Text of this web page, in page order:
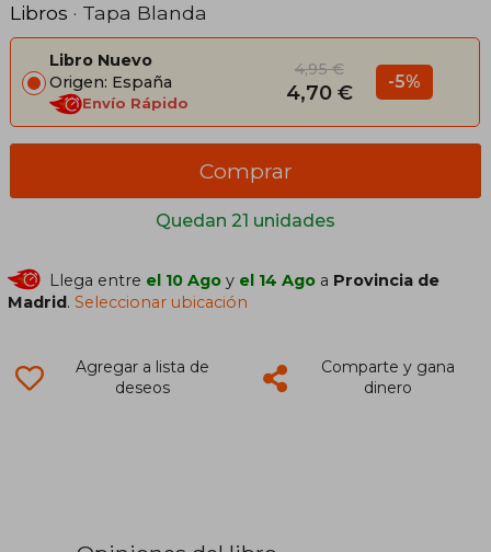
Libros · Tapa Blanda
Libro Nuevo
Origen: España
Envío Rápido
4,95 €
4,70 € -5%
Quedan 21 unidades
Comprar
Llega entre el 10 Ago y el 14 Ago a Provincia de
Madrid.Seleccionar ubicación
Agregar a lista de
deseos
Comparte y gana
dinero